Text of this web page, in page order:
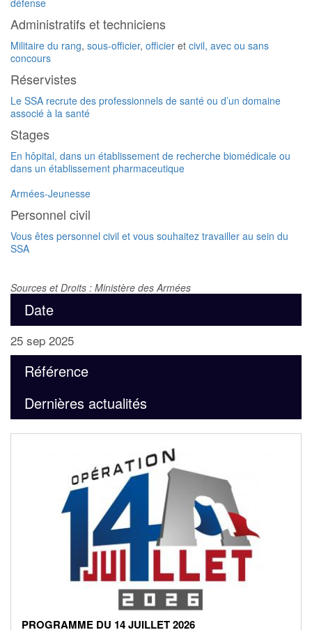
défense
Administratifs et techniciens
Militaire du rang, sous-officier, officier et civil, avec ou sans
concours
Réservistes
Le SSA recrute des professionnels de santé ou d’un domaine
associé à la santé
Stages
En hôpital, dans un établissement de recherche biomédicale ou
dans un établissement pharmaceutique
Armées-Jeunesse
Personnel civil
Vous êtes personnel civil et vous souhaitez travailler au sein du
SSA
Sources et Droits : Ministère des Armées
Date
25 sep 2025
Référence
Dernières actualités
PROGRAMME DU 14 JUILLET 2026